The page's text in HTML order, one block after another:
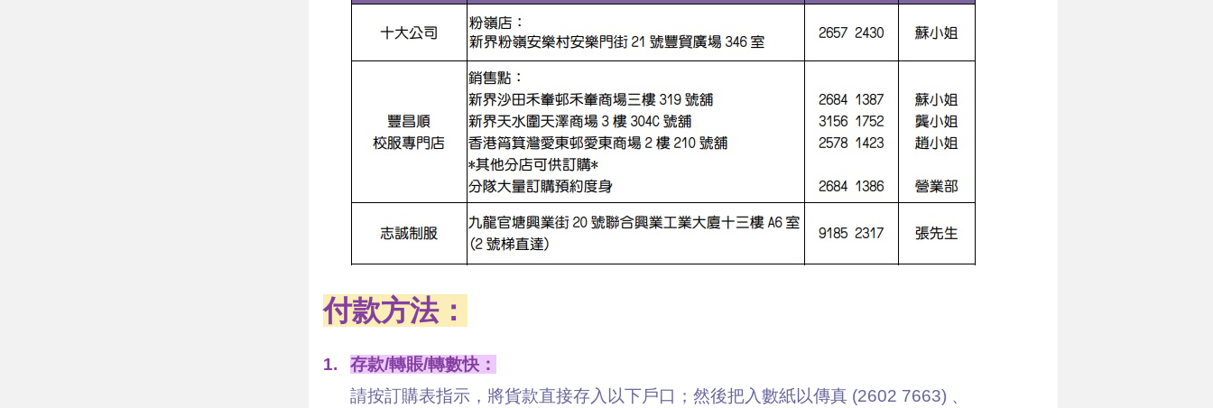
付款方法：
1.
存款/轉賬/轉數快：
請按訂購表指示，將貨款直接存入以下戶口；然後把入數紙以傳真 (2602 7663) 、